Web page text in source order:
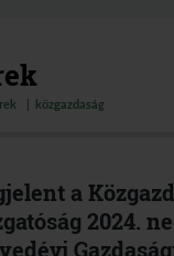
közgazdaság
a
2024.